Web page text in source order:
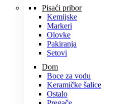
Pisaći pribor
Kemijske
Markeri
Olovke
Pakiranja
Setovi
Dom
Boce za vodu
Keramičke šalice
Ostalo